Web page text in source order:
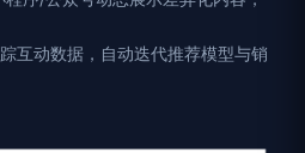
互动数据，自动迭代推荐模型与销